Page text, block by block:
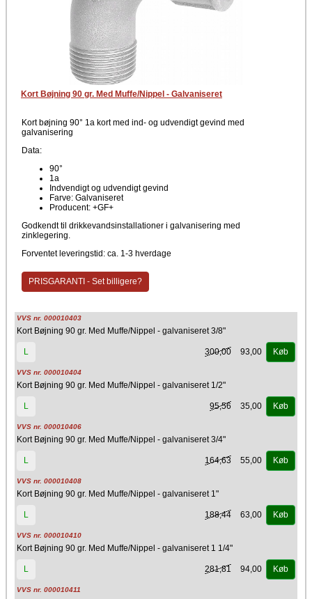
Kort Bøjning 90 gr. Med Muffe/Nippel - Galvaniseret
Kort bøjning 90° 1a kort med ind- og udvendigt gevind med
galvanisering
Data:
90°
1a
Indvendigt og udvendigt gevind
Farve: Galvaniseret
Producent: +GF+
Godkendt til drikkevandsinstallationer i galvanisering med
zinklegering.
Forventet leveringstid: ca. 1-3 hverdage
PRISGARANTI - Set billigere?
VVS nr. 000010403
Kort Bøjning 90 gr. Med Muffe/Nippel - galvaniseret 3/8"
L 300,00 93,00 Køb
VVS nr. 000010404
Kort Bøjning 90 gr. Med Muffe/Nippel - galvaniseret 1/2"
L 95,56 35,00 Køb
VVS nr. 000010406
Kort Bøjning 90 gr. Med Muffe/Nippel - galvaniseret 3/4"
L 164,63 55,00 Køb
VVS nr. 000010408
Kort Bøjning 90 gr. Med Muffe/Nippel - galvaniseret 1"
L 188,44 63,00 Køb
VVS nr. 000010410
Kort Bøjning 90 gr. Med Muffe/Nippel - galvaniseret 1 1/4"
L 281,81 94,00 Køb
VVS nr. 000010411